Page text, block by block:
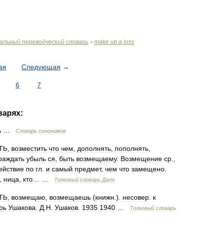
переводческий словарь > make up a loss
Следующая →
6 7
Словарь синонимов
возместить что чем дополнять пополнять
убыль ся быть возмещаему. Возмещение ср
по гл и самый предмет, чем что замещено
ница кто Толковый словарь Даля
возмещаю возмещаешь (книжн .). несовер к
Ушакова Д Н Ушаков 1935 1940 Толковый словарь